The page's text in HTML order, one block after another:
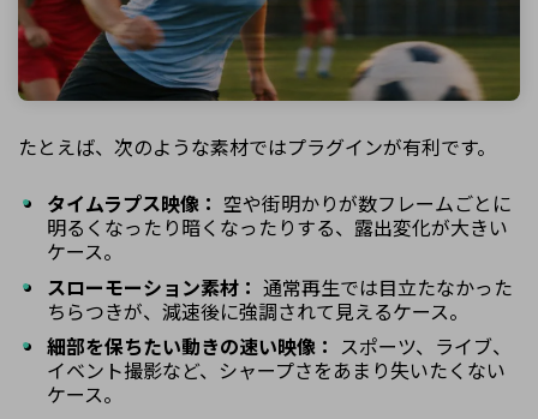
たとえば、次のような素材ではプラグインが有利です。
タイムラプス映像： 空や街明かりが数フレームごとに
明るくなったり暗くなったりする、露出変化が大きい
ケース。
スローモーション素材： 通常再生では目立たなかった
ちらつきが、減速後に強調されて見えるケース。
細部を保ちたい動きの速い映像： スポーツ、ライブ、
イベント撮影など、シャープさをあまり失いたくない
ケース。